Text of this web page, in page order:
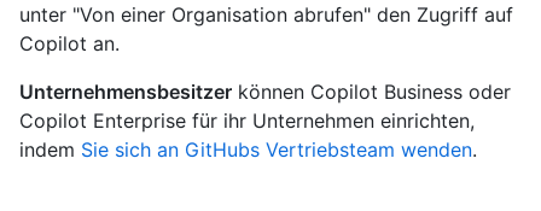
unter "Von einer Organisation abrufen" den Zugriff auf
Copilot an.
Unternehmensbesitzer können Copilot Business oder
Copilot Enterprise für ihr Unternehmen einrichten,
indem Sie sich an GitHubs Vertriebsteam wenden.